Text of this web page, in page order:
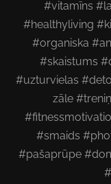
#vitamīns
#healthyliving
#organiska
#skaistums
#uzturvielas
zāle
#smaids
#pašaprūpe